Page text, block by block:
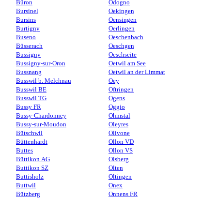
Büron
Bursinel
Bursins
Burtigny
Buseno
Büsserach
Bussigny
Bussigny-sur-Oron
Bussnang
Busswil b. Melchnau
Busswil BE
Busswil TG
Bussy FR
Bussy-Chardonney
Bussy-sur-Moudon
Bütschwil
Büttenhardt
Buttes
Büttikon AG
Buttikon SZ
Buttisholz
Buttwil
Bützberg
Odogno
Oekingen
Oensingen
Oerlingen
Oeschenbach
Oeschgen
Oeschseite
Oetwil am See
Oetwil an der Limmat
Oey
Oftringen
Ogens
Oggio
Ohmstal
Oleyres
Olivone
Ollon VD
Ollon VS
Olsberg
Olten
Oltingen
Onex
Onnens FR